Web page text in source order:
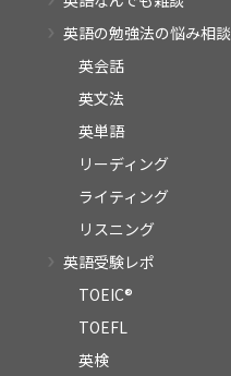
英語の勉強法の悩み相談
英会話
英文法
英単語
リーディング
ライティング
リスニング
英語受験レポ
TOEIC®
TOEFL
英検